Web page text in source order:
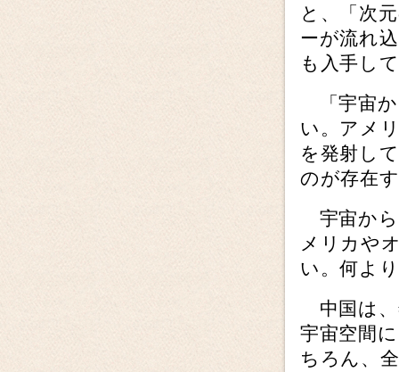
と、「次
ーが流れ
も入手し
「宇宙か
い。アメ
を発射し
のが存在
宇宙から
メリカや
い。何よ
中国は、
宇宙空間
ちろん、